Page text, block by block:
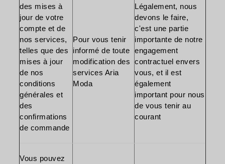
des mises à
jour de votre
compte et de
nos services,
telles que des
mises à jour
de nos
conditions
générales et
des
confirmations
de commande
Pour vous tenir
informé de toute
modification des
services Aria
Moda
Légalement, nous
devons le faire,
c'est une partie
importante de notre
engagement
contractuel envers
vous, et il est
également
important pour nous
de vous tenir au
courant
Vous pouvez